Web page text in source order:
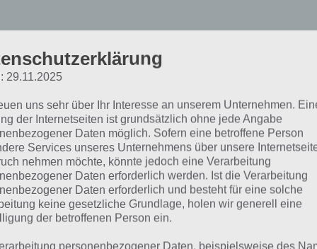
1 Wort Lösung
Kroatien
du schnell zur entsprechenden 4 Bilder 1 Wort
29.11.2025
uns sehr über Ihr Interesse an unserem Unternehmen.
der Internetseiten ist grundsätzlich ohne jede Angabe
Daten möglich. Sofern eine betroffene Person
Services unseres Unternehmens über unsere
nehmen möchte, könnte jedoch eine Verarbeitung
Daten erforderlich werden. Ist die Verarbeitung
Daten erforderlich und besteht für eine solche
keine gesetzliche Grundlage, holen wir generell eine
der betroffenen Person ein.
personenbezogener Daten, beispielsweise des